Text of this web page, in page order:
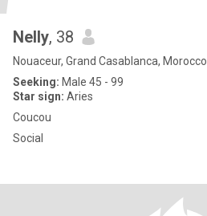
Nelly, 38
Nouaceur, Grand Casablanca, Morocco
Seeking: Male 45 - 99
Star sign: Aries
Coucou
Social